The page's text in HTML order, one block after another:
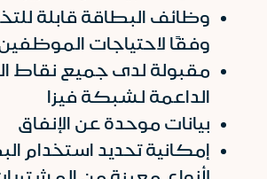
وظائف البطاقة قابلة
وفقًا لاحتياجات الموظفين
مقبولة لدى جميع نقاط
الداعمة لشبكة فيزا
بيانات موحدة عن الإنفاق
إمكانية تحديد استخدام